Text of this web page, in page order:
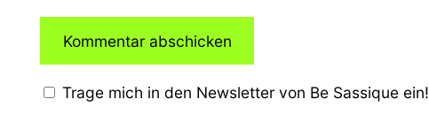
Trage mich in den Newsletter von Be Sassique ein!